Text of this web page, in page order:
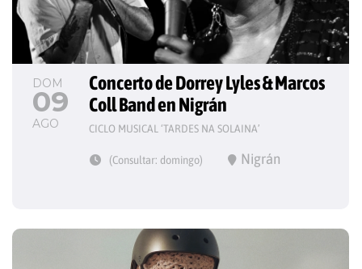
DOM
09
AGO
Concerto de Dorrey Lyles & Marcos
Coll Band en Nigrán
CICLO MUSICAL ‘TARDES NA SOLAINA’
(Consultar: domingo) Nigrán